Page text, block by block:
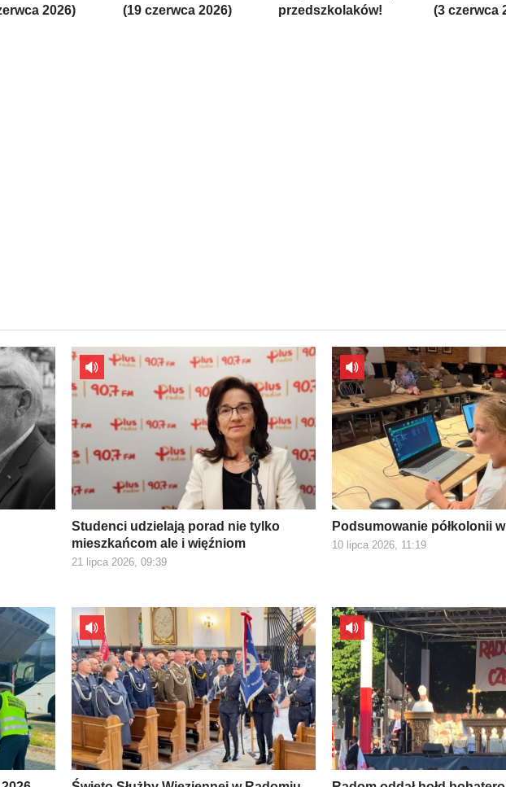
2026)
(19 czerwca 2026)
przedszkolaków!
(3 czerwca
Studenci udzielają porad nie tylko
mieszkańcom ale i więźniom
21 lipca 2026, 09:39
Podsumowanie półkolonii
10 lipca 2026, 11:19